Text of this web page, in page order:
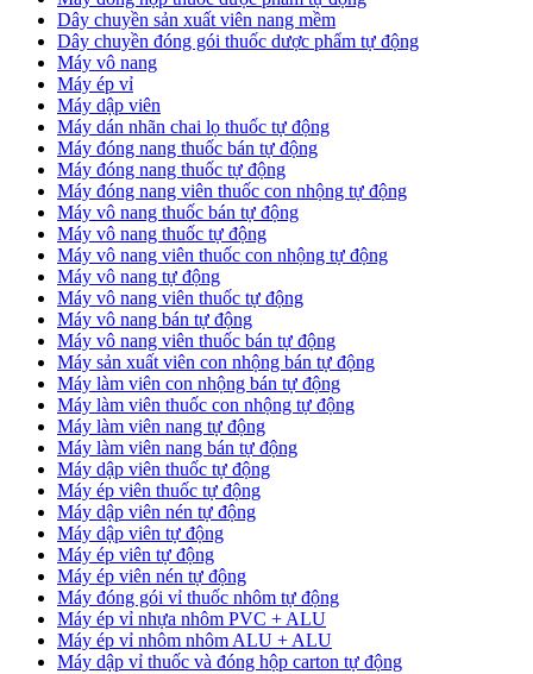
Dây chuyền sản xuất viên nang mềm
Dây chuyền đóng gói thuốc dược phẩm tự động
Máy vô nang
Máy ép vỉ
Máy dập viên
Máy dán nhãn chai lọ thuốc tự động
Máy đóng nang thuốc bán tự động
Máy đóng nang thuốc tự động
Máy đóng nang viên thuốc con nhộng tự động
Máy vô nang thuốc bán tự động
Máy vô nang thuốc tự động
Máy vô nang viên thuốc con nhộng tự động
Máy vô nang tự động
Máy vô nang viên thuốc tự động
Máy vô nang bán tự động
Máy vô nang viên thuốc bán tự động
Máy sản xuất viên con nhộng bán tự động
Máy làm viên con nhộng bán tự động
Máy làm viên thuốc con nhộng tự động
Máy làm viên nang tự động
Máy làm viên nang bán tự động
Máy dập viên thuốc tự động
​Máy ép viên thuốc tự động
​Máy dập viên nén tự động
​Máy dập viên tự động
Máy ép viên tự động
​Máy ép viên nén tự động
Máy đóng gói vỉ thuốc nhôm tự động
​Máy ép vỉ nhựa nhôm PVC + ALU
​Máy ép vỉ nhôm nhôm ALU + ALU
Máy dập vỉ thuốc và đóng hộp carton tự động